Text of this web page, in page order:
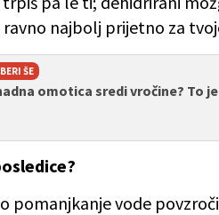
ravno najbolj prijetno za
ŠE
omotica sredi vročine? To
pomanjkanje vode